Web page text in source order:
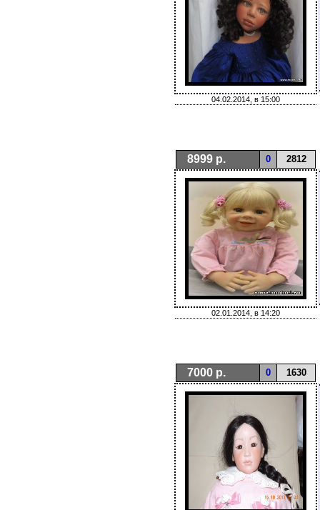
04.02.2014, в 15:00
8999 р. 0 2812
02.01.2014, в 14:20
7000 р. 0 1630